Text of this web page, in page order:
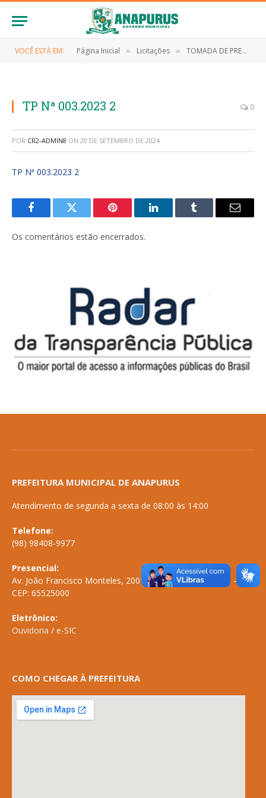
VOCÊ ESTÁ EM: Página Inicial » Licitações » TOMADA DE PREÇOS Nº 003/2023 (CONTRATAÇÃO DE EMPRESA PARA PRESTAÇÃO DOS SERVIÇOS DE LIMPEZA PÚBLICA)
TP Nª 003.2023 2 0
POR CR2-ADMIN8 ON 20 DE SETEMBRO DE 2024
TP Nª 003.2023 2
FacebookTwitter Pinterest LinkedInTumblr
E-
Os comentários estão encerrados.
PREFEITURA MUNICIPAL DE ANAPURUS
Atendimento de segunda a sexta de 08:00 às 14:00
Telefone:
(98) 98408-9977
Presencial:
Av. João Francisco Monteles, 2001 \ Centro \ ANAPURUS – MA
CEP: 65525000
Eletrônico:
Ouvidoria / e-SIC
COMO CHEGAR À PREFEITURA